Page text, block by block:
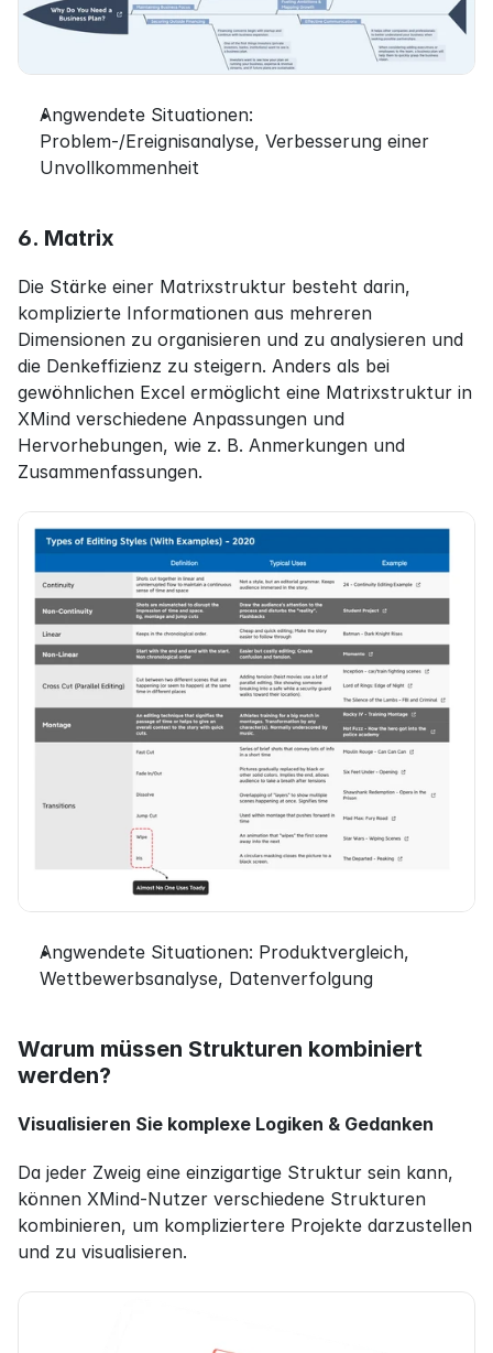
Angwendete Situationen:
Problem-/Ereignisanalyse, Verbesserung einer
Unvollkommenheit
6. Matrix
Die Stärke einer Matrixstruktur besteht darin,
komplizierte Informationen aus mehreren
Dimensionen zu organisieren und zu analysieren und
die Denkeffizienz zu steigern. Anders als bei
gewöhnlichen Excel ermöglicht eine Matrixstruktur in
XMind verschiedene Anpassungen und
Hervorhebungen, wie z. B. Anmerkungen und
Zusammenfassungen.
Angwendete Situationen: Produktvergleich,
Wettbewerbsanalyse, Datenverfolgung
Warum müssen Strukturen kombiniert
werden?
Visualisieren Sie komplexe Logiken & Gedanken
Da jeder Zweig eine einzigartige Struktur sein kann,
können XMind-Nutzer verschiedene Strukturen
kombinieren, um kompliziertere Projekte darzustellen
und zu visualisieren.